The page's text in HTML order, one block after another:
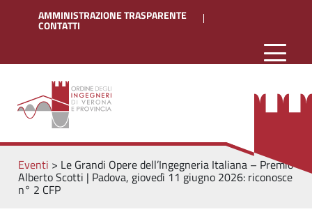
AMMINISTRAZIONE TRASPARENTE
CONTATTI
Eventi > Le Grandi Opere dell’Ingegneria Italiana – Premio
Alberto Scotti | Padova, giovedì 11 giugno 2026: riconosce
n° 2 CFP